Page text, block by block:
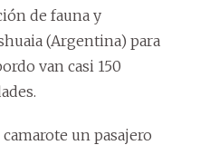
de fauna y
(Argentina) para
van casi 150
un pasajero